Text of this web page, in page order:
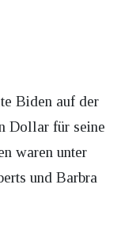
Biden auf der
Dollar für seine
waren unter
und Barbra